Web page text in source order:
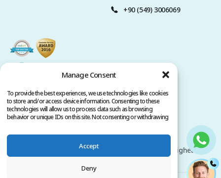
Manage Consent
To provide the best experiences, we use technologies like cookies
to store and/or access device information. Consenting to these
technologies will allow us to process data such as browsing
behavior or unique IDs on this site. Not consenting or withdrawing
Accept
Deny
+90 (549) 3006069
Sekretesspolicy
Användarvillkor
Upphovsrätt @ 2026 www.clinicana.com. Alla rättigheter
förbehållna.